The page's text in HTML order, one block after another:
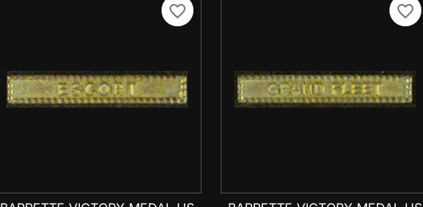
favorite_border favorite_border